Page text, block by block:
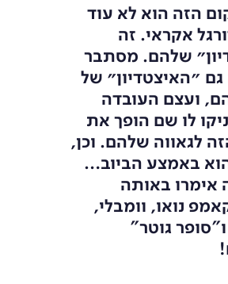
הזה הוא לא עוד
אקראי. זה
שלהם. מסתבר
״האיצטדיון״ של
ועצם העובדה
לו שם הופך את
לגאווה שלהם. וכן,
באמצע הביוב…
באותה
נואו, וומבלי,
גוטר"